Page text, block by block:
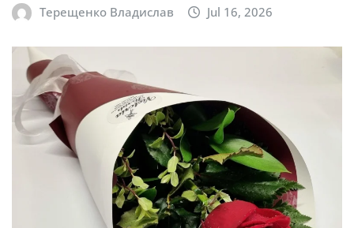
Терещенко Владислав Jul 16, 2026